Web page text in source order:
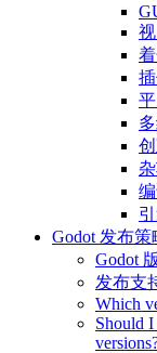
Godot 发布策
Godot
发布支
Which
Should I